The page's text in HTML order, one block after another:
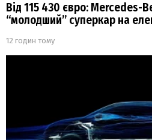
Від 115 430 євро: Mercedes-
“молодший” суперкар на
12 годин тому